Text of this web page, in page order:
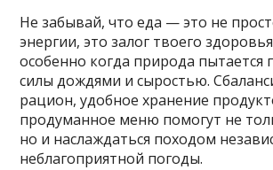
Не забывай, что еда — это не
энергии, это залог твоего
особенно когда природа пытается
силы дождями и сыростью.
рацион, удобное хранение
продуманное меню помогут не
но и наслаждаться походом
неблагоприятной погоды.